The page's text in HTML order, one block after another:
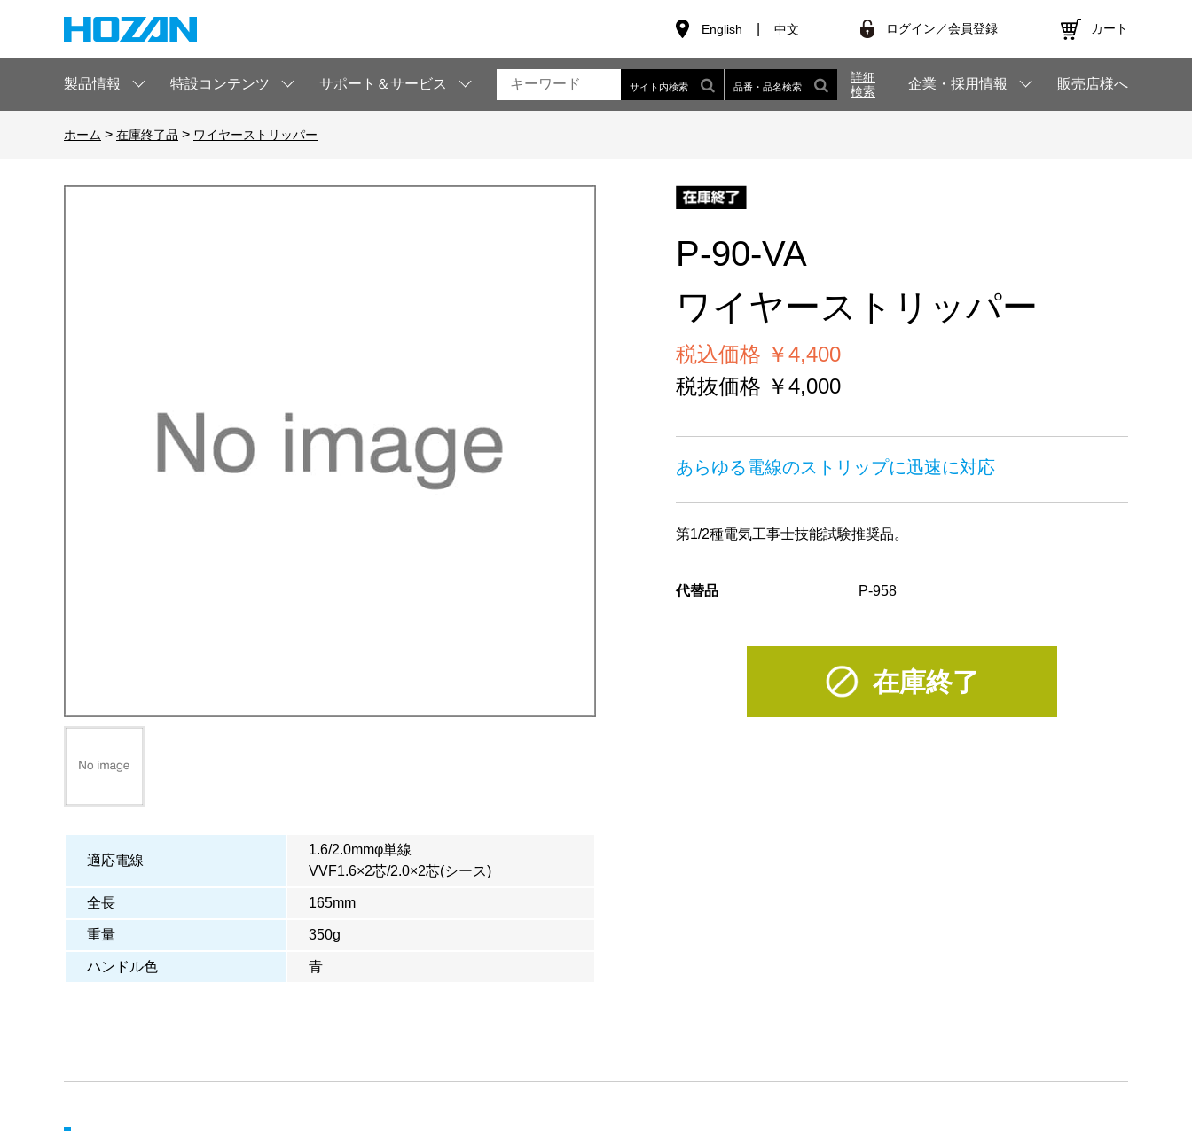
English 中文 ログイン／会員登録 カート
製品情報 特設コンテンツ サポート＆サービス サイト内検索 品番・品名検索
詳細
検索
企業・採用情報 販売店様へ
ホーム > 在庫終了品 > ワイヤーストリッパー
適応電線
1.6/2.0mmφ単線
VVF1.6×2芯/2.0×2芯(シース)
全長 165mm
重量 350g
ハンドル色 青
P-90-VA
ワイヤーストリッパー
税込価格 ￥4,400
税抜価格 ￥4,000
あらゆる電線のストリップに迅速に対応
第1/2種電気工事士技能試験推奨品。
代替品 P-958
在庫終了